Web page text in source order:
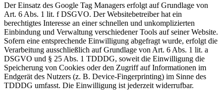
Der Einsatz des Google Tag Managers erfolgt auf Grundlage von
Art. 6 Abs. 1 lit. f DSGVO. Der Websitebetreiber hat ein
berechtigtes Interesse an einer schnellen und unkomplizierten
Einbindung und Verwaltung verschiedener Tools auf seiner Website.
Sofern eine entsprechende Einwilligung abgefragt wurde, erfolgt die
Verarbeitung ausschließlich auf Grundlage von Art. 6 Abs. 1 lit. a
DSGVO und § 25 Abs. 1 TDDDG, soweit die Einwilligung die
Speicherung von Cookies oder den Zugriff auf Informationen im
Endgerät des Nutzers (z. B. Device-Fingerprinting) im Sinne des
TDDDG umfasst. Die Einwilligung ist jederzeit widerrufbar.